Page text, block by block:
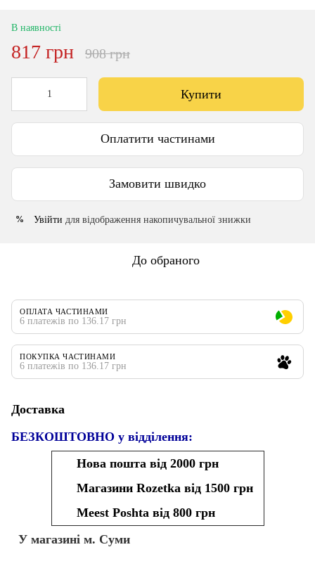
В наявності
817 грн 908 грн
Купити
Оплатити частинами
Замовити швидко
% Увійти для відображення накопичувальної знижки
До обраного
ОПЛАТА ЧАСТИНАМИ
6 платежів по 136.17 грн
ПОКУПКА ЧАСТИНАМИ
6 платежів по 136.17 грн
Доставка
БЕЗКОШТОВНО у відділення:
Нова пошта від 2000 грн
Магазини Rozetka від 1500 грн
Meest Poshta від 800 грн
У магазині м. Суми